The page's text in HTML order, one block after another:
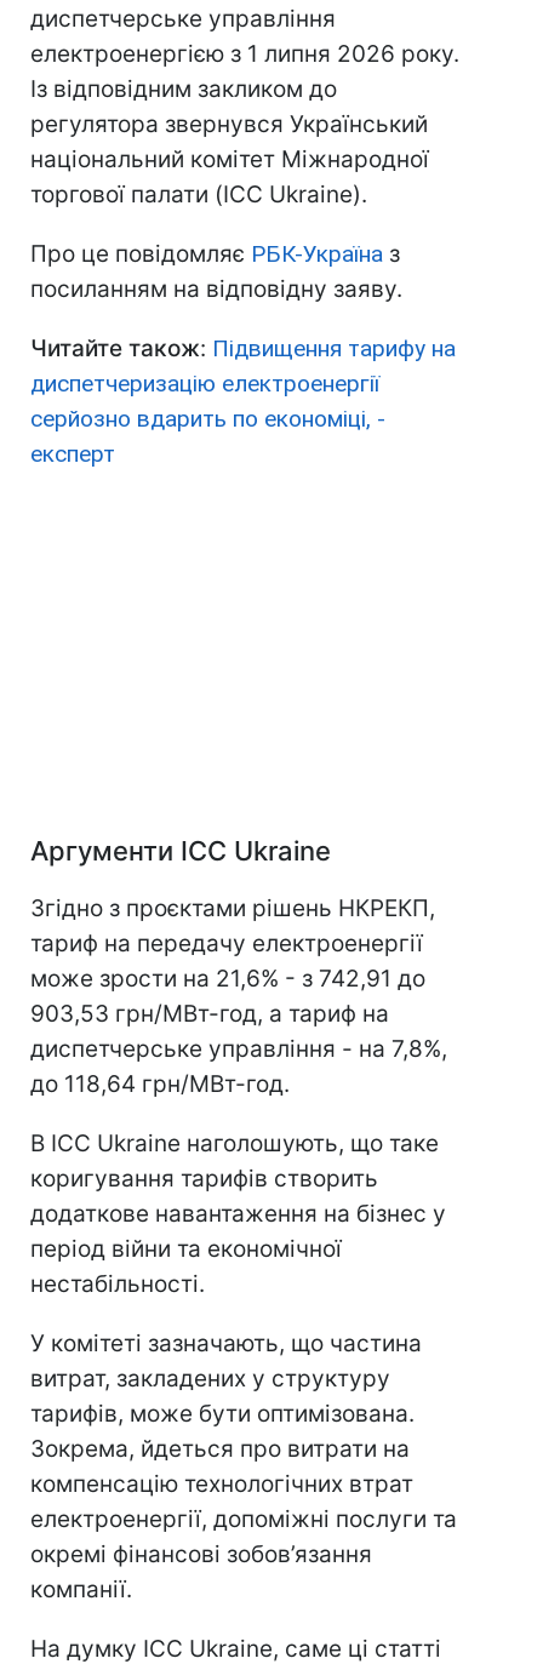
диспетчерське управління
електроенергією з 1 липня 2026 року.
Із відповідним закликом до
регулятора звернувся Український
національний комітет Міжнародної
торгової палати (ICC Ukraine).
Про це повідомляє РБК-Україна з
посиланням на відповідну заяву.
Читайте також: Підвищення тарифу на
диспетчеризацію електроенергії
серйозно вдарить по економіці, -
експерт
Аргументи ICC Ukraine
Згідно з проєктами рішень НКРЕКП,
тариф на передачу електроенергії
може зрости на 21,6% - з 742,91 до
903,53 грн/МВт-год, а тариф на
диспетчерське управління - на 7,8%,
до 118,64 грн/МВт-год.
В ICC Ukraine наголошують, що таке
коригування тарифів створить
додаткове навантаження на бізнес у
період війни та економічної
нестабільності.
У комітеті зазначають, що частина
витрат, закладених у структуру
тарифів, може бути оптимізована.
Зокрема, йдеться про витрати на
компенсацію технологічних втрат
електроенергії, допоміжні послуги та
окремі фінансові зобов’язання
компанії.
На думку ICC Ukraine, саме ці статті